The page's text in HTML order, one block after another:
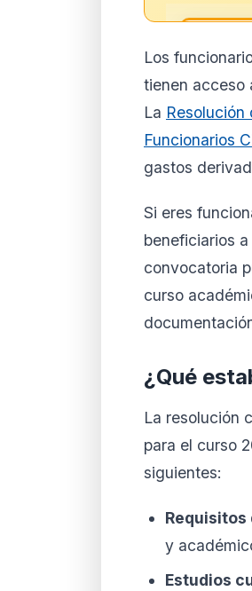
El
Los
tienen acceso
La
Funcionarios
gastos
Si eres
beneficiarios
convocatoria
curso
¿Qué
La resolución
para el curso
siguientes:
Requisitos
y
Estudios